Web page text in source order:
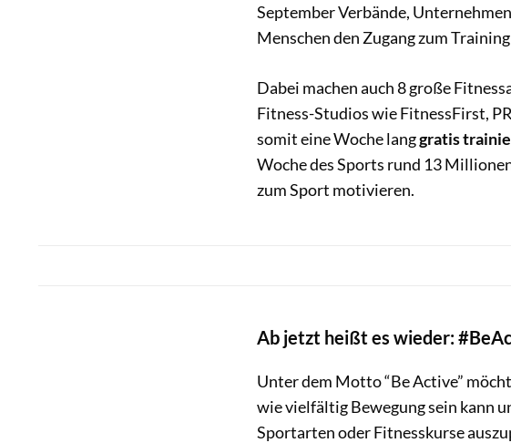
September Verbände,
Menschen den Zugang zum
Dabei machen auch 8 große
Fitness-Studios wie FitnessFirst,
somit eine Woche langgratis
Woche des Sports rund 13
zum Sport motivieren.
Ab jetzt heißt es wieder:
Unter dem Motto “Be Active”
wie vielfältig Bewegung sein kann
Sportarten oder Fitnesskurse